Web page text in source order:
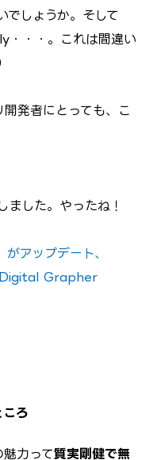
でしょうか。そして
・・・。これは間違い
発者にとっても、こ
した。やったね！
アップデート、
Grapher
ろ
力って質実剛健で無